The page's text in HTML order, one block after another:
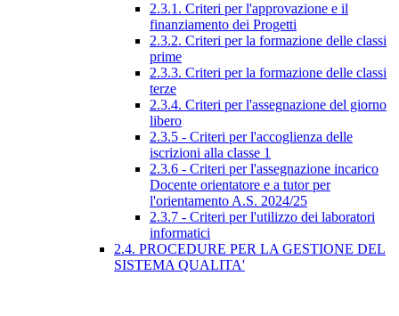
2.3.1. Criteri per l'approvazione e il
finanziamento dei Progetti
2.3.2. Criteri per la formazione delle classi
prime
2.3.3. Criteri per la formazione delle classi
terze
2.3.4. Criteri per l'assegnazione del giorno
libero
2.3.5 - Criteri per l'accoglienza delle
iscrizioni alla classe 1
2.3.6 - Criteri per l'assegnazione incarico
Docente orientatore e a tutor per
l'orientamento A.S. 2024/25
2.3.7 - Criteri per l'utilizzo dei laboratori
informatici
2.4. PROCEDURE PER LA GESTIONE DEL
SISTEMA QUALITA'